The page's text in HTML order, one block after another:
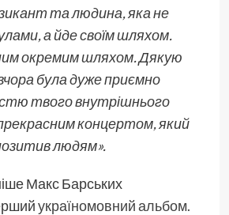
та людина, яка не
а йде своїм шляхом.
окремим шляхом. Дякую
була дуже приємно
твого внутрішнього
концертом, який
людям».
Макс Барських
україномовний альбом.